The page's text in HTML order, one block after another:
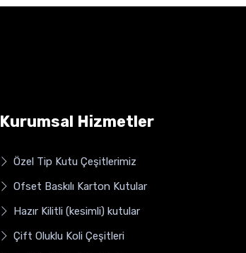
Kurumsal Hizmetler
Özel Tip Kutu Çeşitlerimiz
Ofset Baskılı Karton Kutular
Hazır Kilitli (kesimli) kutular
Çift Oluklu Koli Çeşitleri